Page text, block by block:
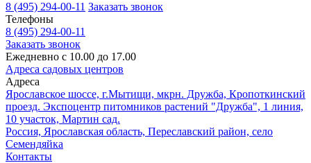
8 (495) 294-00-11 Заказать звонок
Телефоны
8 (495) 294-00-11
Заказать звонок
Ежедневно с 10.00 до 17.00
Адреса садовых центров
Адреса
Ярославское шоссе, г.Мытищи, мкрн. Дружба, Кропоткинский
проезд. Экспоцентр питомников растений "Дружба", 1 линия,
10 участок, Мартин сад.
Россия, Ярославская область, Переславский район, село
Семендяйка
Контакты